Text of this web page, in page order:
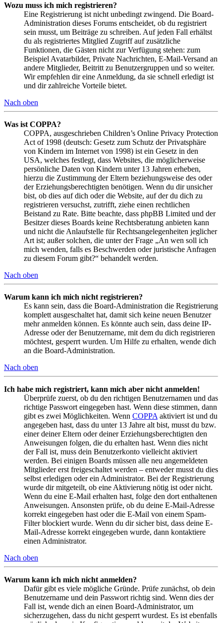
Wozu muss ich mich registrieren?
Eine Registrierung ist nicht unbedingt zwingend. Die Board-
Administration dieses Forums entscheidet, ob du registriert
sein musst, um Beiträge zu schreiben. Auf jeden Fall erhältst
du als registriertes Mitglied Zugriff auf zusätzliche
Funktionen, die Gästen nicht zur Verfügung stehen: zum
Beispiel Avatarbilder, Private Nachrichten, E-Mail-Versand an
andere Mitglieder, Beitritt zu Benutzergruppen und so weiter.
Wir empfehlen dir eine Anmeldung, da sie schnell erledigt ist
und dir zahlreiche Vorteile bietet.
Nach oben
Was ist COPPA?
COPPA, ausgeschrieben Children’s Online Privacy Protection
Act of 1998 (deutsch: Gesetz zum Schutz der Privatsphäre
von Kindern im Internet von 1998) ist ein Gesetz in den
USA, welches festlegt, dass Websites, die möglicherweise
persönliche Daten von Kindern unter 13 Jahren erheben,
hierzu die Zustimmung der Eltern beziehungsweise des oder
der Erziehungsberechtigten benötigen. Wenn du dir unsicher
bist, ob dies auf dich oder die Website, auf der du dich zu
registrieren versuchst, zutrifft, ziehe einen rechtlichen
Beistand zu Rate. Bitte beachte, dass phpBB Limited und der
Besitzer dieses Boards keine Rechtsberatung anbieten kann
und nicht die Anlaufstelle für Rechtsangelegenheiten jeglicher
Art ist; außer solchen, die unter der Frage „An wen soll ich
mich wenden, falls es Beschwerden oder juristische Anfragen
zu diesem Forum gibt?“ behandelt werden.
Nach oben
Warum kann ich mich nicht registrieren?
Es kann sein, dass die Board-Administration die Registrierung
komplett ausgeschaltet hat, damit sich keine neuen Benutzer
mehr anmelden können. Es könnte auch sein, dass deine IP-
Adresse oder der Benutzername, mit dem du dich registrieren
möchtest, gesperrt wurden. Um Hilfe zu erhalten, wende dich
an die Board-Administration.
Nach oben
Ich habe mich registriert, kann mich aber nicht anmelden!
Überprüfe zuerst, ob du den richtigen Benutzernamen und das
richtige Passwort eingegeben hast. Wenn diese stimmen, dann
gibt es zwei Möglichkeiten. Wenn COPPA aktiviert ist und du
angegeben hast, dass du unter 13 Jahre alt bist, musst du bzw.
einer deiner Eltern oder deiner Erziehungsberechtigten den
Anweisungen folgen, die du erhalten hast. Wenn dies nicht
der Fall ist, muss dein Benutzerkonto vielleicht aktiviert
werden. Bei einigen Boards müssen alle neu angemeldeten
Mitglieder erst freigeschaltet werden – entweder musst du dies
selbst erledigen oder ein Administrator. Bei der Registrierung
wurde dir mitgeteilt, ob eine Aktivierung nötig ist oder nicht.
Wenn du eine E-Mail erhalten hast, folge den dort enthaltenen
Anweisungen. Ansonsten prüfe, ob du deine E-Mail-Adresse
korrekt eingegeben hast oder die E-Mail von einem Spam-
Filter blockiert wurde. Wenn du dir sicher bist, dass deine E-
Mail-Adresse korrekt eingegeben wurde, dann kontaktiere
einen Administrator.
Nach oben
Warum kann ich mich nicht anmelden?
Dafür gibt es viele mögliche Gründe. Prüfe zunächst, ob dein
Benutzername und dein Passwort richtig sind. Wenn dies der
Fall ist, wende dich an einen Board-Administrator, um
sicherzugehen, dass du nicht gesperrt wurdest. Es ist ebenfalls